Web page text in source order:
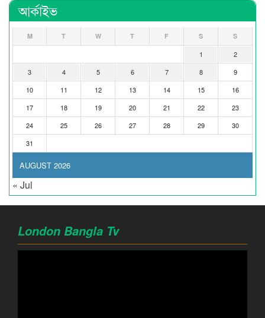
আর্কাইভ
AUGUST 2026
M T W T F S S
1
2
3
4 5 6 7 8
9
10
11 12 13 14 15
16
17
18 19 20 21 22
23
24
25 26 27 28 29
30
31
« Jul
London Bangla Tv